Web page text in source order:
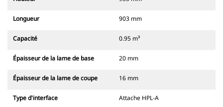
Longueur 903 mm
Capacité 0.95 m³
Épaisseur de la lame de base 20 mm
Épaisseur de la lame de coupe 16 mm
Type d'interface Attache HPL-A